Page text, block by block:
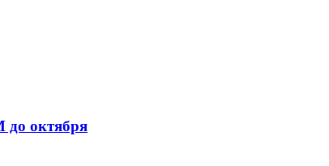
до октября